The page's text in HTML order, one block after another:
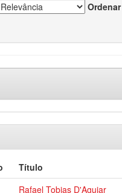
Ordenar
Título
Rafael Tobias D'Aguiar